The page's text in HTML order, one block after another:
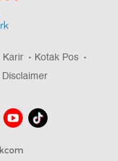
Karir
Kotak Pos
Disclaimer